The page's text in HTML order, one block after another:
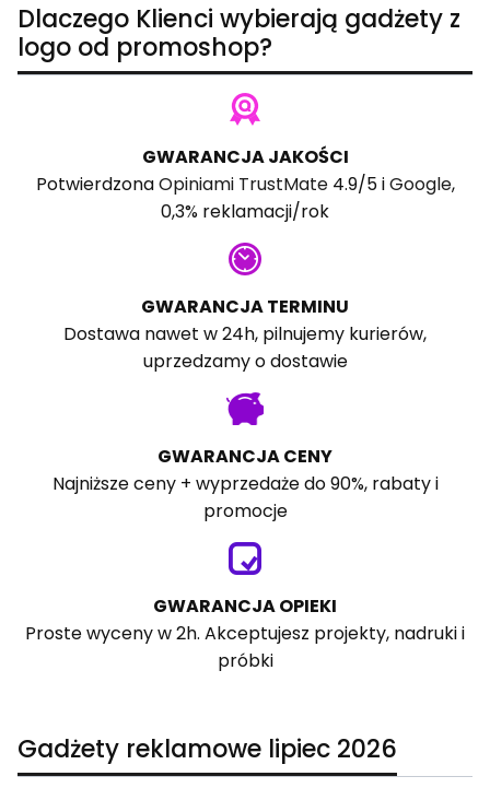
Dlaczego Klienci wybierają gadżety z
logo od promoshop?
GWARANCJA JAKOŚCI
PotwierdzonaOpiniami TrustMate4.9/5 iGoogle,
0,3% reklamacji/rok
GWARANCJA TERMINU
Dostawa nawet w 24h, pilnujemy kurierów,
uprzedzamy o dostawie
GWARANCJA CENY
Najniższe ceny + wyprzedaże do 90%, rabaty i
promocje
GWARANCJA OPIEKI
Proste wyceny w 2h. Akceptujesz projekty, nadruki i
próbki
Gadżety reklamowe lipiec 2026